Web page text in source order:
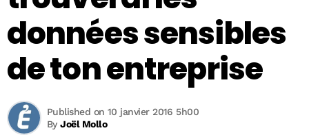
données sensibles
de ton entreprise
ByJoël Mollo
Published on 10 janvier 2016 5h00